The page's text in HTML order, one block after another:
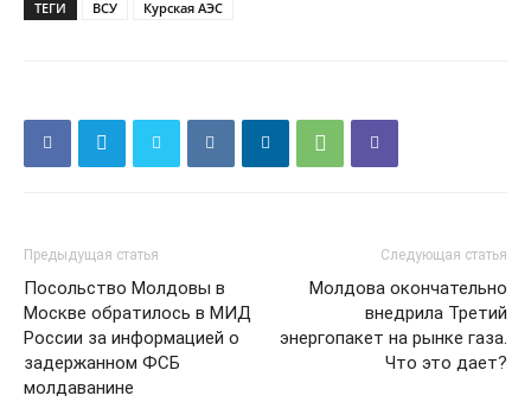
ТЕГИ ВСУ Курская АЭС
Предыдущая статья
Посольство Молдовы в
Москве обратилось в МИД
России за информацией о
задержанном ФСБ
молдаванине
Следующая статья
Молдова окончательно
внедрила Третий
энергопакет на рынке газа.
Что это дает?